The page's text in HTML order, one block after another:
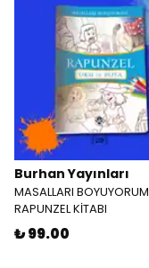
Burhan Yayınları
MASALLARI BOYUYORUM
RAPUNZEL KİTABI
₺ 99.00